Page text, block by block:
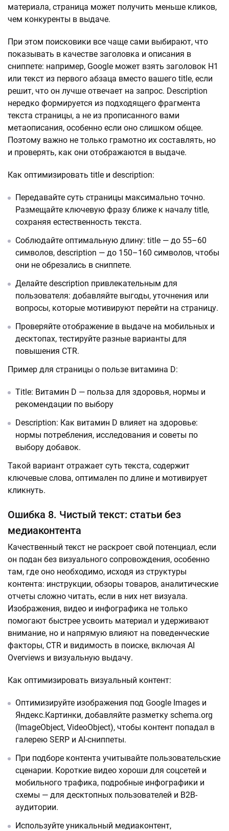
материала, страница может получить меньше кликов,
чем конкуренты в выдаче.
При этом поисковики все чаще сами выбирают, что
показывать в качестве заголовка и описания в
сниппете: например, Google может взять заголовок H1
или текст из первого абзаца вместо вашего title, если
решит, что он лучше отвечает на запрос. Description
нередко формируется из подходящего фрагмента
текста страницы, а не из прописанного вами
метаописания, особенно если оно слишком общее.
Поэтому важно не только грамотно их составлять, но
и проверять, как они отображаются в выдаче.
Как оптимизировать title и description:
Передавайте суть страницы максимально точно.
Размещайте ключевую фразу ближе к началу title,
сохраняя естественность текста.
Соблюдайте оптимальную длину: title — до 55–60
символов, description — до 150–160 символов, чтобы
они не обрезались в сниппете.
Делайте description привлекательным для
пользователя: добавляйте выгоды, уточнения или
вопросы, которые мотивируют перейти на страницу.
Проверяйте отображение в выдаче на мобильных и
десктопах, тестируйте разные варианты для
повышения CTR.
Пример для страницы о пользе витамина D:
Title: Витамин D — польза для здоровья, нормы и
рекомендации по выбору
Description: Как витамин D влияет на здоровье:
нормы потребления, исследования и советы по
выбору добавок.
Такой вариант отражает суть текста, содержит
ключевые слова, оптимален по длине и мотивирует
кликнуть.
Ошибка 8. Чистый текст: статьи без
медиаконтента
Качественный текст не раскроет свой потенциал, если
он подан без визуального сопровождения, особенно
там, где оно необходимо, исходя из структуры
контента: инструкции, обзоры товаров, аналитические
отчеты сложно читать, если в них нет визуала.
Изображения, видео и инфографика не только
помогают быстрее усвоить материал и удерживают
внимание, но и напрямую влияют на поведенческие
факторы, CTR и видимость в поиске, включая AI
Overviews и визуальную выдачу.
Как оптимизировать визуальный контент:
Оптимизируйте изображения под Google Images и
Яндекс.Картинки, добавляйте разметку schema.org
(ImageObject, VideoObject), чтобы контент попадал в
галерею SERP и AI-сниппеты.
При подборе контента учитывайте пользовательские
сценарии. Короткие видео хороши для соцсетей и
мобильного трафика, подробные инфографики и
схемы — для десктопных пользователей и B2B-
аудитории.
Используйте уникальный медиаконтент,